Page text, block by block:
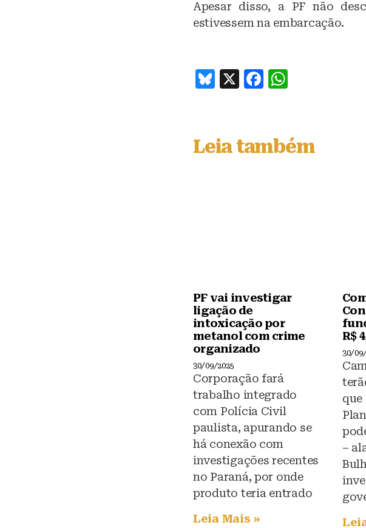
Apesar disso, a PF não
estivessem na embarcação.
B
s
k
X
F
e
b
s
A
Leia também
PF vai investigar
ligação de
intoxicação por
metanol com crime
organizado
30/09/2025
Corporação fará
trabalho integrado
com Polícia Civil
paulista, apurando se
há conexão com
investigações recentes
no Paraná, por onde
produto teria entrado
Leia Mais »
R$
30/
que
–